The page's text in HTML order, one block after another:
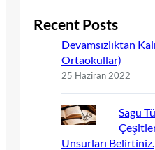
Recent Posts
Devamsızlıktan
Ortaokullar)
25 Haziran 2022
Sagu
Unsurları Belirtiniz.